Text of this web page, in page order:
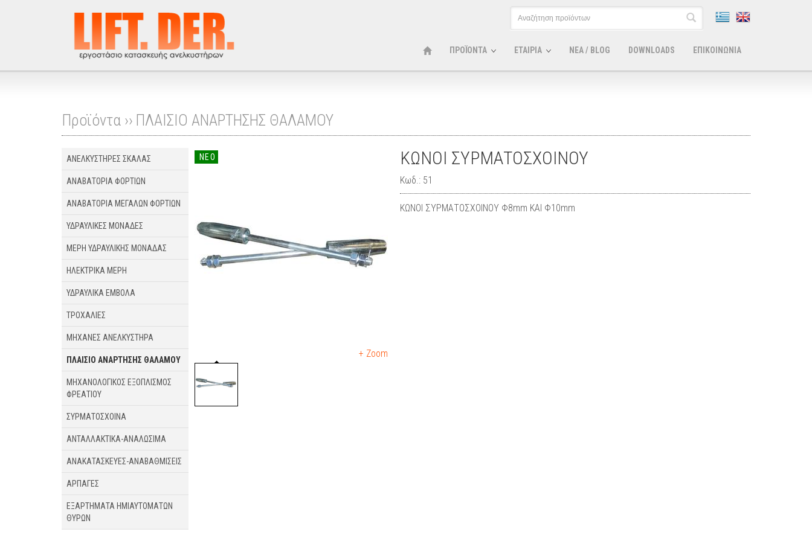
ΠΡΟΪΟΝΤΑ ΕΤΑΙΡΙΑ ΝΕΑ / BLOG DOWNLOADS ΕΠΙΚΟΙΝΩΝΙΑ
Προϊόντα ›› ΠΛΑΙΣΙΟ ΑΝΑΡΤΗΣΗΣ ΘΑΛΑΜΟΥ
ΑΝΕΛΚΥΣΤΗΡΕΣ ΣΚΑΛΑΣ
ΑΝΑΒΑΤΟΡΙΑ ΦΟΡΤΙΩΝ
ΑΝΑΒΑΤΟΡΙΑ ΜΕΓΑΛΩΝ ΦΟΡΤΙΩΝ
ΥΔΡΑΥΛΙΚΕΣ ΜΟΝΑΔΕΣ
ΜΕΡΗ ΥΔΡΑΥΛΙΚΗΣ ΜΟΝΑΔΑΣ
ΗΛΕΚΤΡΙΚΑ ΜΕΡΗ
ΥΔΡΑΥΛΙΚΑ ΕΜΒΟΛΑ
ΤΡΟΧΑΛΙΕΣ
ΜΗΧΑΝΕΣ ΑΝΕΛΚΥΣΤΗΡΑ
ΠΛΑΙΣΙΟ ΑΝΑΡΤΗΣΗΣ ΘΑΛΑΜΟΥ
ΜΗΧΑΝΟΛΟΓΙΚΟΣ ΕΞΟΠΛΙΣΜΟΣ
ΦΡΕΑΤΙΟΥ
ΣΥΡΜΑΤΟΣΧΟΙΝΑ
ΑΝΤΑΛΛΑΚΤΙΚΑ-ΑΝΑΛΩΣΙΜΑ
ΑΝΑΚΑΤΑΣΚΕΥΕΣ-ΑΝΑΒΑΘΜΙΣΕΙΣ
ΑΡΠΑΓΕΣ
ΕΞΑΡΤΗΜΑΤΑ ΗΜΙΑΥΤΟΜΑΤΩΝ
ΘΥΡΩΝ
ΝΕΟ
+ Zoom
ΚΩΝΟΙ ΣΥΡΜΑΤΟΣΧΟΙΝΟΥ
Κωδ.: 51
ΚΩΝΟΙ ΣΥΡΜΑΤΟΣΧΟΙΝΟΥ Φ8mm ΚΑΙ Φ10mm